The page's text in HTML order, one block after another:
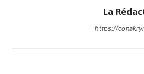
La
https://